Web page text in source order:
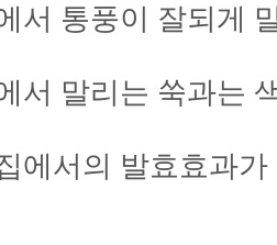
서 통풍이 잘되게
서 말리는 쑥과는
에서의 발효효과